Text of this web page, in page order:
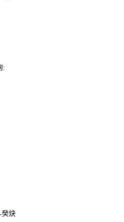
:
癸炔